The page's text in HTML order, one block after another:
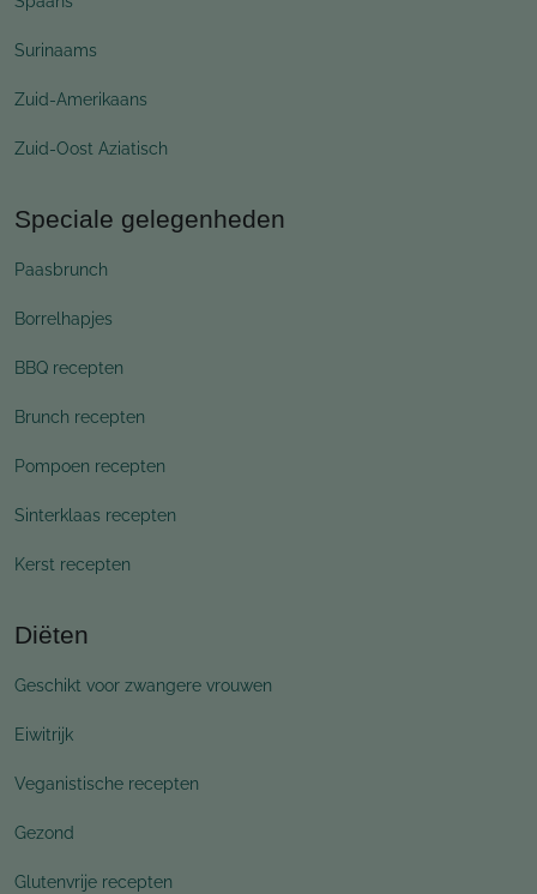
Surinaams
Zuid-Amerikaans
Zuid-Oost Aziatisch
Speciale gelegenheden
Paasbrunch
Borrelhapjes
BBQ recepten
Brunch recepten
Pompoen recepten
Sinterklaas recepten
Kerst recepten
Diëten
Geschikt voor zwangere vrouwen
Eiwitrijk
Veganistische recepten
Gezond
Glutenvrije recepten